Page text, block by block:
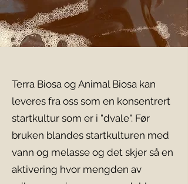
Terra Biosa og Animal Biosa kan
leveres fra oss som en konsentrert
startkultur som er i "dvale". Før
bruken blandes startkulturen med
vann og melasse og det skjer så en
aktivering hvor mengden av